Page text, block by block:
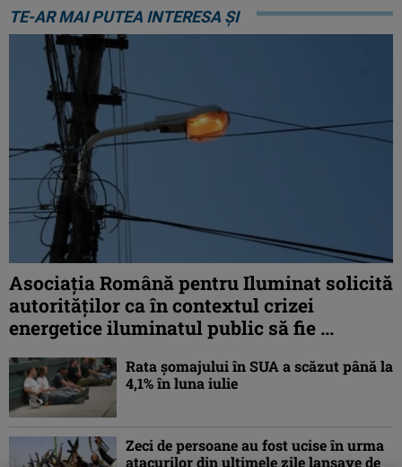
TE-AR MAI PUTEA INTERESA ȘI
Asociaţia Română pentru Iluminat solicită
autorităților ca în contextul crizei
energetice iluminatul public să fie ...
Rata șomajului în SUA a scăzut până la
4,1% în luna iulie
Zeci de persoane au fost ucise în urma
atacurilor din ultimele zile lansaye de